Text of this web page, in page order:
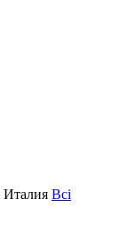
Италия Всі